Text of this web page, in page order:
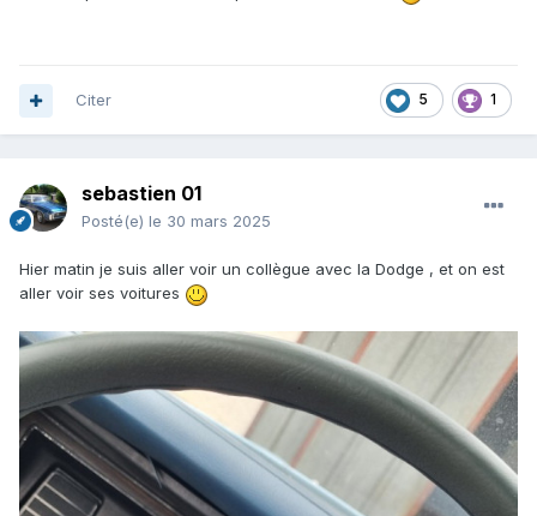
5 1
Citer
sebastien 01
Posté(e) le 30 mars 2025
Hier matin je suis aller voir un collègue avec la Dodge , et on est
aller voir ses voitures